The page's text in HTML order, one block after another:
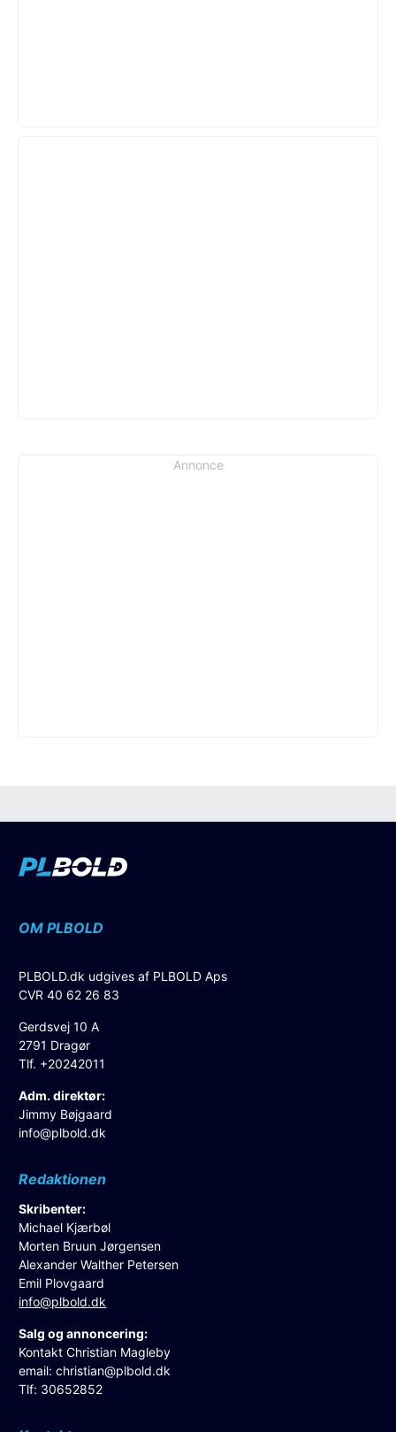
Annonce
OM PLBOLD
PLBOLD.dk udgives af PLBOLD Aps
CVR 40 62 26 83
Gerdsvej 10 A
2791 Dragør
Tlf. +20242011
Adm. direktør:
Jimmy Bøjgaard
info@plbold.dk
Redaktionen
Skribenter:
Michael Kjærbøl
Morten Bruun Jørgensen
Alexander Walther Petersen
Emil Plovgaard
info@plbold.dk
Salg og annoncering:
Kontakt Christian Magleby
email:christian@plbold.dk
Tlf: 30652852